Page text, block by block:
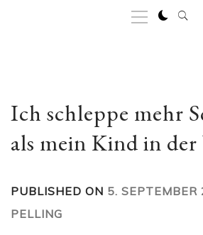
Primary
Menu
Ich schleppe mehr
als mein Kind in
PUBLISHED ON 5. SEPTEMBER
PELLING